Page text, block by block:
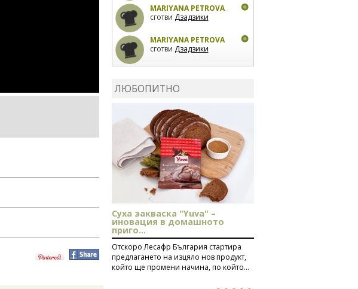
MARIYANA PETROVA
сготви Дзадзики
MARIYANA PETROVA
сготви Дзадзики
фурна
рецептатаСвински
ребра с печени
картофи
ЛЮБОПИТНО
Суха закваска "Yuva" –
иновация в домашното
приго...
Отскоро Лесафр България стартира
предлагането на изцяло нов продукт,
който ще промени начина, по който...